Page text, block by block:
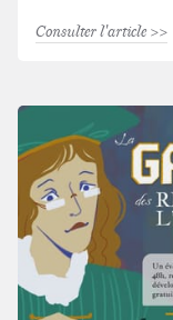
Consulter l'article